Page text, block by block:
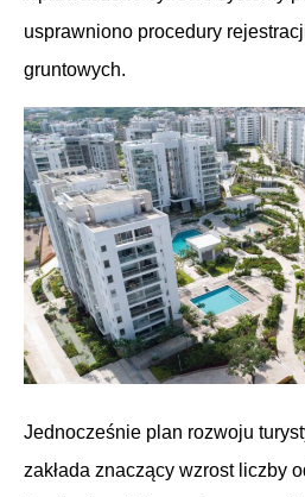
usprawniono procedury
gruntowych.
Jednocześnie plan rozwoju
zakłada znaczący wzrost liczby